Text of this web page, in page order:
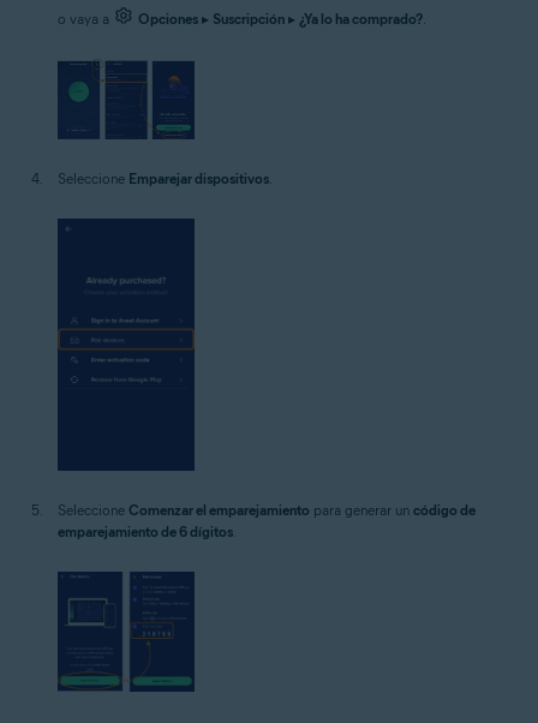
o vaya a Opciones ▸ Suscripción ▸ ¿Ya lo ha comprado?
Seleccione Emparejar dispositivos
Seleccione Comenzar el emparejamiento para generar un código de
emparejamiento de 6 dígitos.